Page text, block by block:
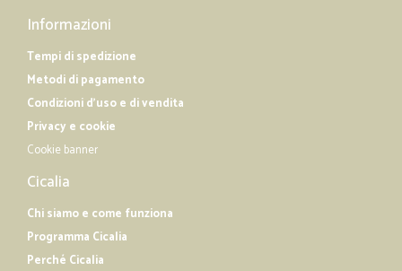
Informazioni
Tempi di spedizione
Metodi di pagamento
Condizioni d'uso e di vendita
Privacy e cookie
Cookie banner
Cicalia
Chi siamo e come funziona
Programma Cicalia
Perché Cicalia